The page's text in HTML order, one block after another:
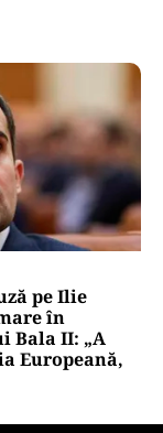
pe Ilie
în
Bala II: „A
Europeană,